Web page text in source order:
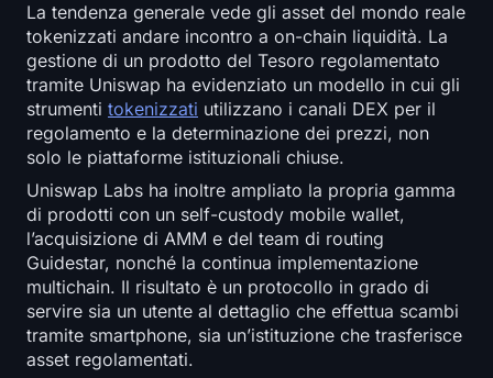
La tendenza generale vede gli asset del mondo reale
tokenizzati andare incontro a on-chain liquidità. La
gestione di un prodotto del Tesoro regolamentato
tramite Uniswap ha evidenziato un modello in cui gli
strumenti tokenizzati utilizzano i canali DEX per il
regolamento e la determinazione dei prezzi, non
solo le piattaforme istituzionali chiuse.
Uniswap Labs ha inoltre ampliato la propria gamma
di prodotti con un self-custody mobile wallet,
l’acquisizione di AMM e del team di routing
Guidestar, nonché la continua implementazione
multichain. Il risultato è un protocollo in grado di
servire sia un utente al dettaglio che effettua scambi
tramite smartphone, sia un’istituzione che trasferisce
asset regolamentati.